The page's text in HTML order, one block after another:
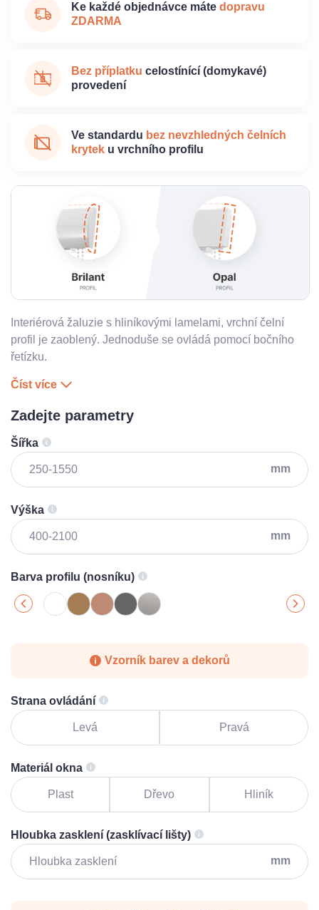
Ke každé objednávce máte dopravu
ZDARMA
Bez příplatku celostínící (domykavé)
provedení
Ve standardu bez nevzhledných čelních
krytek u vrchního profilu
Interiérová žaluzie s hliníkovými lamelami, vrchní čelní
profil je zaoblený. Jednoduše se ovládá pomocí bočního
řetízku.
Číst více
Zadejte parametry
Šířka
mm
Výška
mm
Barva profilu (nosníku)
Vzorník barev a dekorů
Strana ovládání
Levá Pravá
Materiál okna
Plast Dřevo Hliník
Hloubka zasklení (zasklívací lišty)
mm